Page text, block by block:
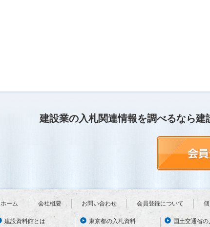
建設業の入札関連情報を調べるなら建
ホーム 会社概要 お問い合わせ 会員登録について
建設資料館とは 東京都の入札資料 国土交通省